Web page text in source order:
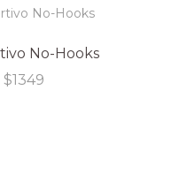
No-Hooks
$1349Rango